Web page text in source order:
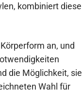
kombiniert diese
an, und
die Möglichkeit, sie
Wahl für